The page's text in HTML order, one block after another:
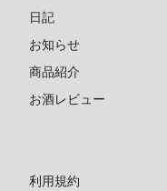
日記
お知らせ
商品紹介
お酒レビュー
利用規約